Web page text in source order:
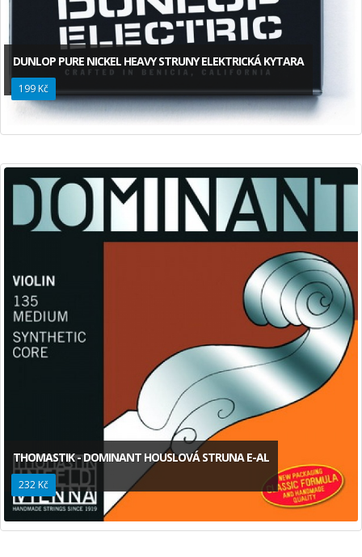
DUNLOP PURE NICKEL HEAVY STRUNY ELEKTRICKÁ KYTARA
199 Kč
THOMASTIK - DOMINANT HOUSLOVÁ STRUNA E-AL
232 Kč